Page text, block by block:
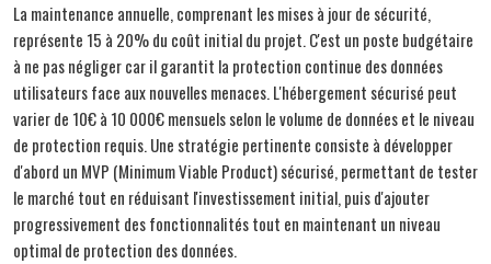
La maintenance annuelle, comprenant les mises à jour de sécurité,
représente 15 à 20% du coût initial du projet. C'est un poste budgétaire
à ne pas négliger car il garantit la protection continue des données
utilisateurs face aux nouvelles menaces. L'hébergement sécurisé peut
varier de 10€ à 10 000€ mensuels selon le volume de données et le niveau
de protection requis. Une stratégie pertinente consiste à développer
d'abord un MVP (Minimum Viable Product) sécurisé, permettant de tester
le marché tout en réduisant l'investissement initial, puis d'ajouter
progressivement des fonctionnalités tout en maintenant un niveau
optimal de protection des données.